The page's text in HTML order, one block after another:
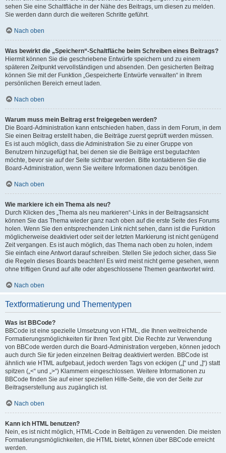
sehen Sie eine Schaltfläche in der Nähe des Beitrags, um diesen zu melden.
Sie werden dann durch die weiteren Schritte geführt.
Nach oben
Was bewirkt die „Speichern“-Schaltfläche beim Schreiben eines Beitrags?
Hiermit können Sie die geschriebene Entwürfe speichern und zu einem
späteren Zeitpunkt vervollständigen und absenden. Den gesicherten Beitrag
können Sie mit der Funktion „Gespeicherte Entwürfe verwalten“ in Ihrem
persönlichen Bereich erneut laden.
Nach oben
Warum muss mein Beitrag erst freigegeben werden?
Die Board-Administration kann entschieden haben, dass in dem Forum, in dem
Sie einen Beitrag erstellt haben, die Beiträge zuerst geprüft werden müssen.
Es ist auch möglich, dass die Administration Sie zu einer Gruppe von
Benutzern hinzugefügt hat, bei denen sie die Beiträge erst begutachten
möchte, bevor sie auf der Seite sichtbar werden. Bitte kontaktieren Sie die
Board-Administration, wenn Sie weitere Informationen dazu benötigen.
Nach oben
Wie markiere ich ein Thema als neu?
Durch Klicken des „Thema als neu markieren“-Links in der Beitragsansicht
können Sie das Thema wieder ganz nach oben auf die erste Seite des Forums
holen. Wenn Sie den entsprechenden Link nicht sehen, dann ist die Funktion
möglicherweise deaktiviert oder seit der letzten Markierung ist nicht genügend
Zeit vergangen. Es ist auch möglich, das Thema nach oben zu holen, indem
Sie einfach eine Antwort darauf schreiben. Stellen Sie jedoch sicher, dass Sie
die Regeln dieses Boards beachten! Es wird meist nicht gerne gesehen, wenn
ohne triftigen Grund auf alte oder abgeschlossene Themen geantwortet wird.
Nach oben
Textformatierung und Thementypen
Was ist BBCode?
BBCode ist eine spezielle Umsetzung von HTML, die Ihnen weitreichende
Formatierungsmöglichkeiten für Ihren Text gibt. Die Rechte zur Verwendung
von BBCode werden durch die Board-Administration vergeben, können jedoch
auch durch Sie für jeden einzelnen Beitrag deaktiviert werden. BBCode ist
ähnlich wie HTML aufgebaut, jedoch werden Tags von eckigen („[“ und „]“) statt
spitzen („<“ und „>“) Klammern eingeschlossen. Weitere Informationen zu
BBCode finden Sie auf einer speziellen Hilfe-Seite, die von der Seite zur
Beitragserstellung aus zugänglich ist.
Nach oben
Kann ich HTML benutzen?
Nein, es ist nicht möglich, HTML-Code in Beiträgen zu verwenden. Die meisten
Formatierungsmöglichkeiten, die HTML bietet, können über BBCode erreicht
werden.